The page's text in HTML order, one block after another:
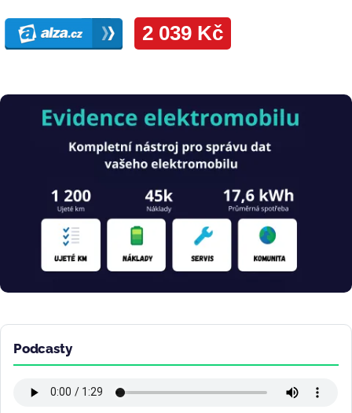
Obrázek
Podcasty